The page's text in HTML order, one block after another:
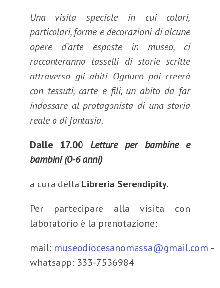
Una visita speciale in cui colori,
particolari, forme e decorazioni di alcune
opere d’arte esposte in museo, ci
racconteranno tasselli di storie scritte
attraverso gli abiti. Ognuno poi creerà
con tessuti, carte e fili, un abito da far
indossare al protagonista di una storia
reale o di fantasia.
Dalle 17.00 Letture per bambine e
bambini (0-6 anni)
a cura della Libreria Serendipity.
Per partecipare alla visita con
laboratorio è la prenotazione:
mail: museodiocesanomassa@gmail.com –
whatsapp: 333-7536984